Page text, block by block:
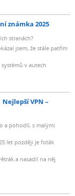
známka 2025
stranách?
jsem, že stále patřím
v autech
Nejlepší VPN –
a pohodlí, s malými
let později je foťák
a nasadil na něj